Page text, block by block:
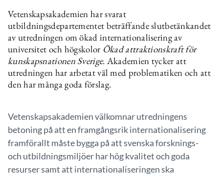
Vetenskapsakademien har svarat
utbildningsdepartementet beträffande slutbetänkandet
av utredningen om ökad internationalisering av
universitet och högskolor Ökad attraktionskraft för
kunskapsnationen Sverige. Akademien tycker att
utredningen har arbetat väl med problematiken och att
den har många goda förslag.
Vetenskapsakademien välkomnar utredningens
betoning på att en framgångsrik internationalisering
framförallt måste bygga på att svenska forsknings-
och utbildningsmiljöer har hög kvalitet och goda
resurser samt att internationaliseringen ska